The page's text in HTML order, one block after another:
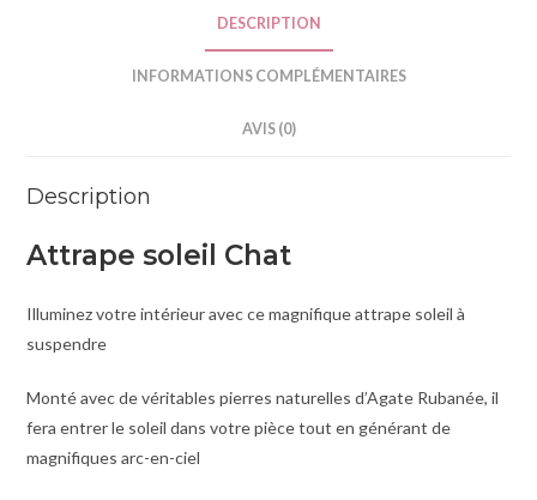
DESCRIPTION
INFORMATIONS COMPLÉMENTAIRES
AVIS (0)
Description
Attrape soleil Chat
Illuminez votre intérieur avec ce magnifique attrape soleil à
suspendre
Monté avec de véritables pierres naturelles d’Agate Rubanée, il
fera entrer le soleil dans votre pièce tout en générant de
magnifiques arc-en-ciel